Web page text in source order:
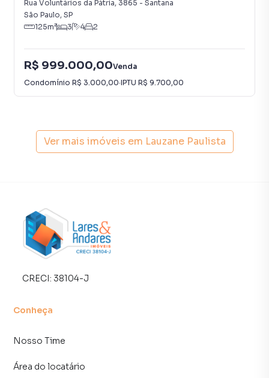
Rua Voluntários da Pátria, 3865 - Santana
São Paulo, SP
125m² 3 4 2
R$ 999.000,00Venda
Condomínio R$ 3.000,00·IPTU R$ 9.700,00
Ver mais imóveis em Lauzane Paulista
CRECI: 38104-J
Conheça
Nosso Time
Área do locatário